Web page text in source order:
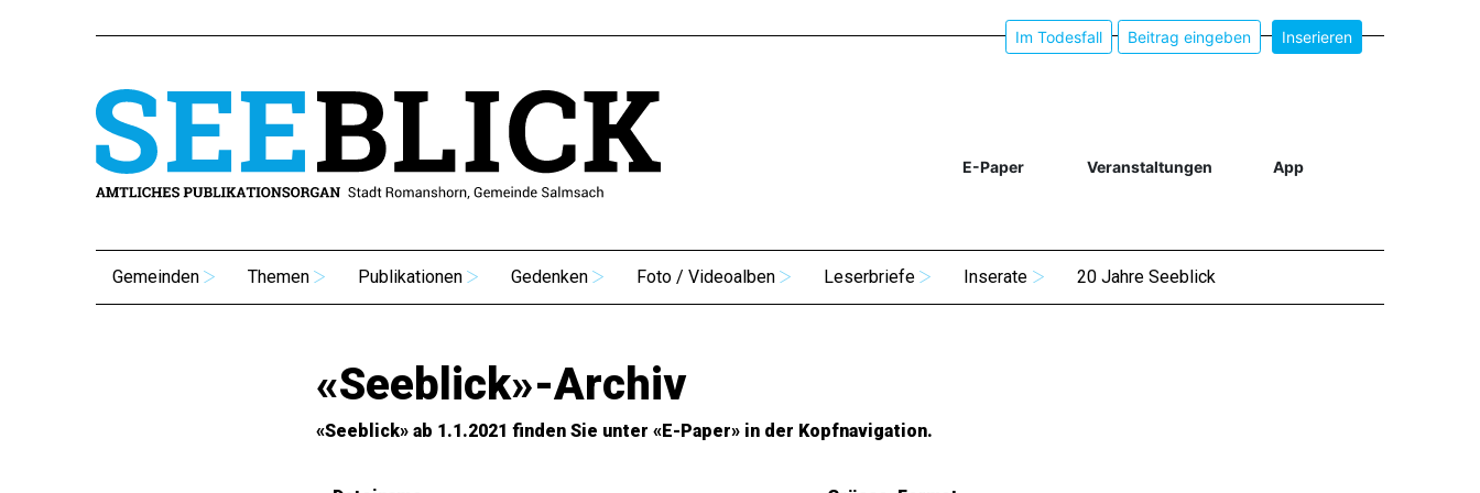
Im Todesfall Beitrag eingeben Inserieren
E-Paper Veranstaltungen App
Gemeinden Themen Publikationen Gedenken Foto / Videoalben Leserbriefe Inserate 20 Jahre Seeblick
«Seeblick»-Archiv
«Seeblick» ab 1.1.2021 finden Sie unter «E-Paper» in der Kopfnavigation.